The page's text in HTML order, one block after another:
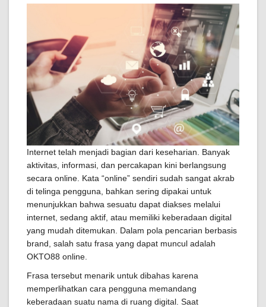
Internet telah menjadi bagian dari keseharian. Banyak
aktivitas, informasi, dan percakapan kini berlangsung
secara online. Kata “online” sendiri sudah sangat akrab
di telinga pengguna, bahkan sering dipakai untuk
menunjukkan bahwa sesuatu dapat diakses melalui
internet, sedang aktif, atau memiliki keberadaan digital
yang mudah ditemukan. Dalam pola pencarian berbasis
brand, salah satu frasa yang dapat muncul adalah
OKTO88 online.
Frasa tersebut menarik untuk dibahas karena
memperlihatkan cara pengguna memandang
keberadaan suatu nama di ruang digital. Saat